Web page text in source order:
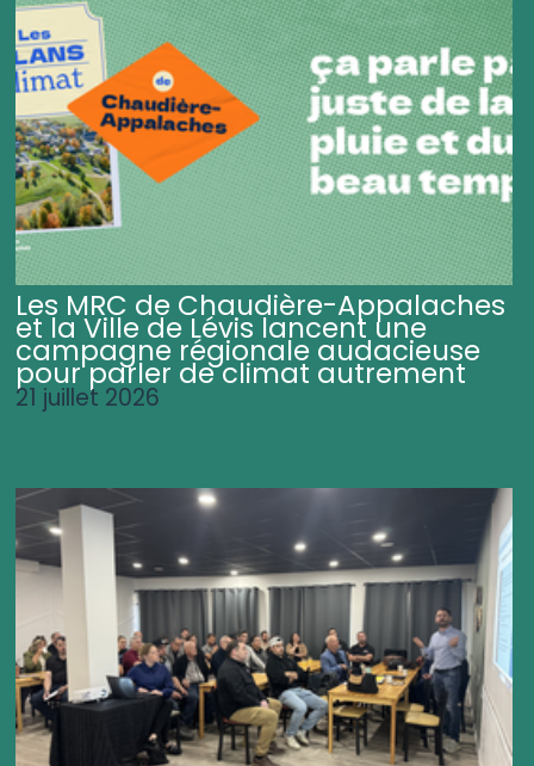
Les MRC de Chaudière-Appalaches
et la Ville de Lévis lancent une
campagne régionale audacieuse
pour parler de climat autrement
21 juillet 2026